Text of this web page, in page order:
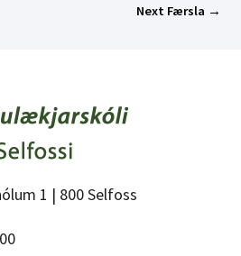
Next Færsla →
1 | 800 Selfoss